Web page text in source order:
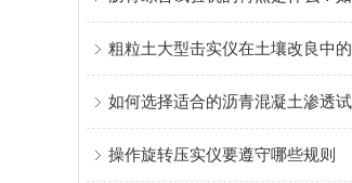
操作旋转压实仪要遵守哪些规则